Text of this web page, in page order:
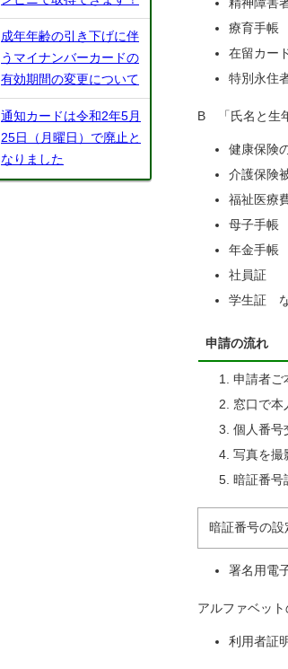
精神障害
療育手帳
在留カー
特別永住
B 「氏名と生
健康保険
介護保険
福祉医療
母子手帳
年金手帳
社員証
学生証
申請の流れ
申請者ご
窓口で本
個人番号
写真を撮
暗証番号
暗証番号の設
署名用電
アルファベッ
利用者証
成年年齢の引き下げに伴
うマイナンバーカードの
有効期間の変更について
通知カードは令和2年5月
25日（月曜日）で廃止と
なりました